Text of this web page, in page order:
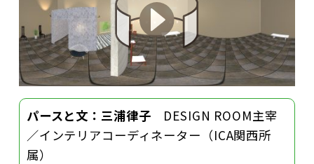
パースと文：三浦律子 DESIGN ROOM主宰
／インテリアコーディネーター（ICA関西所
属）